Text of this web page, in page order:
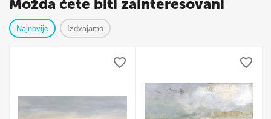
Možda ćete biti zainteresovani
Najnovije Izdvajamo